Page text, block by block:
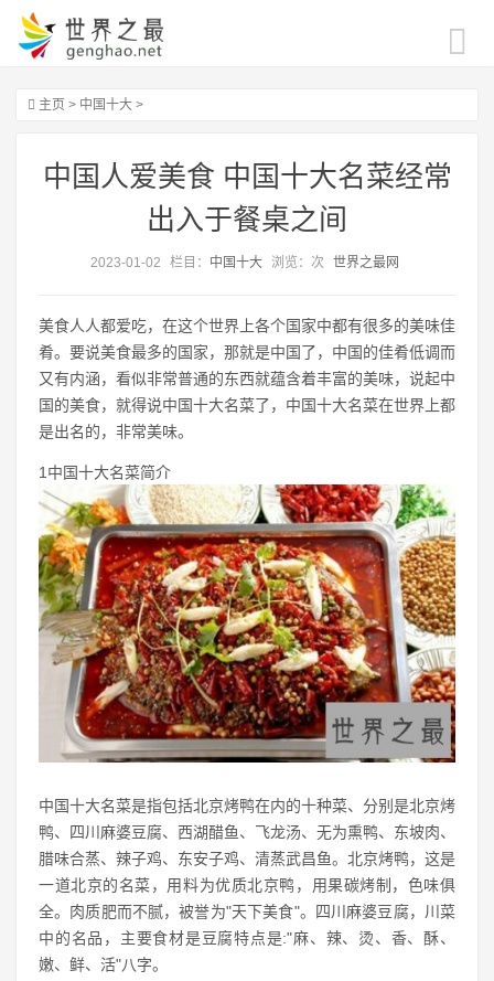
主页 > 中国十大 >
中国人爱美食 中国十大名菜经常
出入于餐桌之间
2023-01-02 栏目： 中国十大 浏览： 次 世界之最网
美食人人都爱吃，在这个世界上各个国家中都有很多的美味佳
肴。要说美食最多的国家，那就是中国了，中国的佳肴低调而
又有内涵，看似非常普通的东西就蕴含着丰富的美味，说起中
国的美食，就得说中国十大名菜了，中国十大名菜在世界上都
是出名的，非常美味。
1中国十大名菜简介
中国十大名菜是指包括北京烤鸭在内的十种菜、分别是北京烤
鸭、四川麻婆豆腐、西湖醋鱼、飞龙汤、无为熏鸭、东坡肉、
腊味合蒸、辣子鸡、东安子鸡、清蒸武昌鱼。北京烤鸭，这是
一道北京的名菜，用料为优质北京鸭，用果碳烤制，色味俱
全。肉质肥而不腻，被誉为"天下美食"。四川麻婆豆腐，川菜
中的名品，主要食材是豆腐特点是:"麻、辣、烫、香、酥、
嫩、鲜、活"八字。